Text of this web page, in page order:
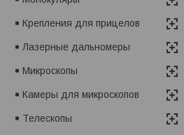
Крепления для прицелов
Лазерные дальномеры
Микроскопы
Камеры для микроскопов
Телескопы